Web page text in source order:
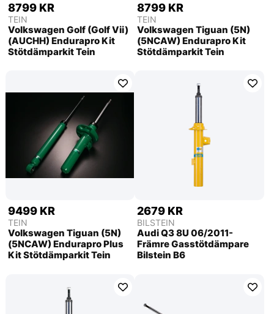
8799 KR
TEIN
Volkswagen Golf (Golf Vii)
(AUCHH) Endurapro Kit
Stötdämparkit Tein
8799 KR
TEIN
Volkswagen Tiguan (5N)
(5NCAW) Endurapro Kit
Stötdämparkit Tein
9499 KR
TEIN
Volkswagen Tiguan (5N)
(5NCAW) Endurapro Plus
Kit Stötdämparkit Tein
2679 KR
BILSTEIN
Audi Q3 8U 06/2011-
Främre Gasstötdämpare
Bilstein B6